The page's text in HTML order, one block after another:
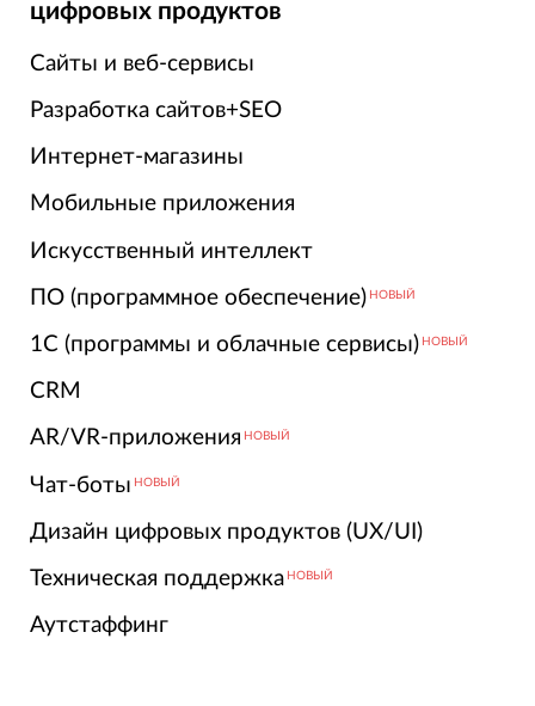
цифровых продуктов
Сайты и веб-сервисы
Разработка сайтов+SEO
Интернет-магазины
Мобильные приложения
Искусственный интеллект
ПО (программное обеспечение) НОВЫЙ
1С (программы и облачные сервисы) НОВЫЙ
CRM
AR/VR-приложения НОВЫЙ
Чат-боты НОВЫЙ
Дизайн цифровых продуктов (UX/UI)
Техническая поддержка НОВЫЙ
Аутстаффинг